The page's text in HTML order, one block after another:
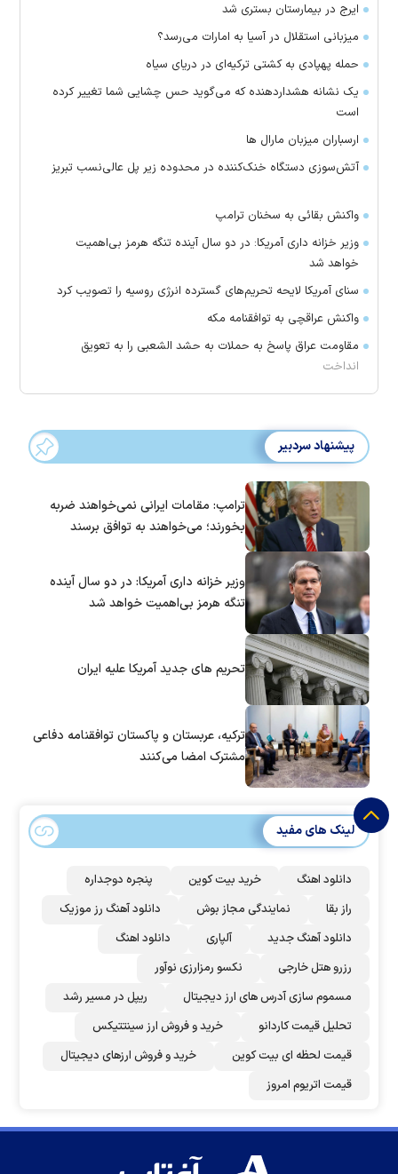
ایرج در بیمارستان بستری شد
میزبانی استقلال در آسیا به امارات می‌رسد؟
حمله پهپادی به کشتی ترکیه‌ای در دریای سیاه
یک نشانه هشداردهنده که می‌گوید حس چشایی شما تغییر کرده
است
ارسباران میزبان مارال ها
آتش‌سوزی دستگاه خنک‌کننده در محدوده زیر پل عالی‌نسب تبریز
واکنش بقائی به سخنان ترامپ
وزیر خزانه داری آمریکا: در دو سال آینده تنگه هرمز بی‌اهمیت
خواهد شد
سنای آمریکا لایحه تحریم‌های گسترده انرژی روسیه را تصویب کرد
واکنش عراقچی به توافقنامه مکه
مقاومت عراق پاسخ به حملات به حشد الشعبی را به تعویق
انداخت
پیشنهاد سردبیر
ترامپ: مقامات ایرانی نمی‌خواهند ضربه
بخورند؛ می‌خواهند به توافق برسند
وزیر خزانه داری آمریکا: در دو سال آینده
تنگه هرمز بی‌اهمیت خواهد شد
تحریم های جدید آمریکا علیه ایران
ترکیه، عربستان و پاکستان توافقنامه دفاعی
مشترک امضا می‌کنند
لینک های مفید
دانلود اهنگ خرید بیت کوین
پنجره دوجداره
راز بقا
نمایندگی مجاز بوش
دانلود آهنگ رز‌ موزیک
دانلود آهنگ جدید
آلپاری
دانلود اهنگ
رزرو هتل خارجی
نکسو رمزارزی نوآور
مسموم سازی آدرس های ارز دیجیتال
ریپل در مسیر رشد
تحلیل قیمت کاردانو
خرید و فروش ارز سینتتیکس
قیمت لحظه ای بیت کوین
خرید و فروش ارزهای دیجیتال
قیمت اتریوم امروز